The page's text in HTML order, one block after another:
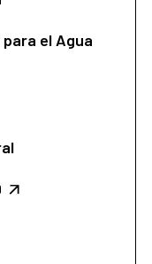
el Agua